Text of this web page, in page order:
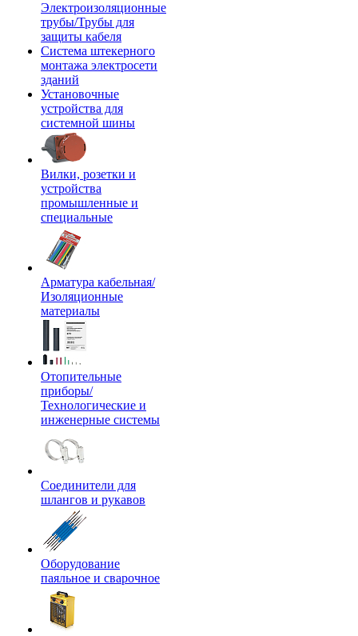
Электроизоляционные
трубы/Трубы для
защиты кабеля
Система штекерного
монтажа электросети
зданий
Установочные
устройства для
системной шины
Вилки, розетки и
устройства
промышленные и
специальные
Арматура кабельная/
Изоляционные
материалы
Отопительные
приборы/
Технологические и
инженерные системы
Соединители для
шлангов и рукавов
Оборудование
паяльное и сварочное